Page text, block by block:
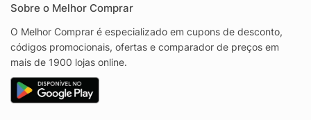
Sobre o Melhor Comprar
O Melhor Comprar é especializado em cupons de desconto,
códigos promocionais, ofertas e comparador de preços em
mais de 1900 lojas online.